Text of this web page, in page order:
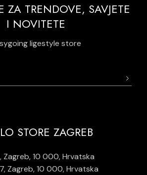
ZA TRENDOVE, SAVJETE
I NOVITETE
ligestyle store
STORE ZAGREB
Zagreb, 10 000, Hrvatska
Zagreb, 10 000, Hrvatska